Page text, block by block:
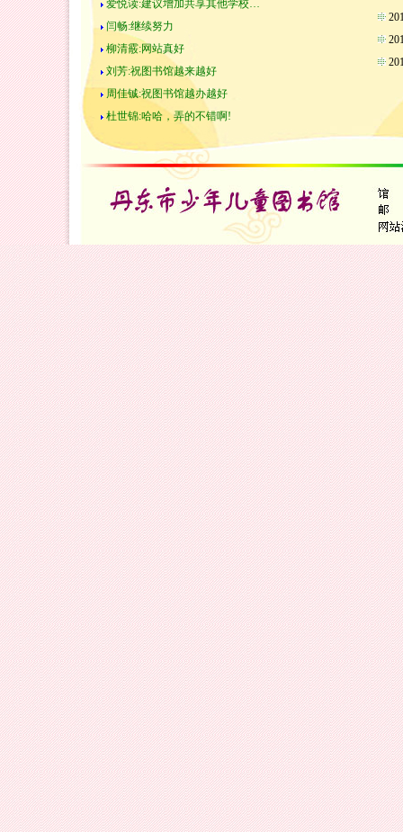
爱悦读:建议增加共享其他学校…
闫畅:继续努力
柳清霰:网站真好
刘芳:祝图书馆越来越好
周佳铖:祝图书馆越办越好
杜世锦:哈哈，弄的不错啊!